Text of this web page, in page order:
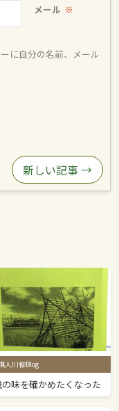
メール ※
に自分の名前、メール
新しい記事 →
人川柳Blog
味を確かめたくなった